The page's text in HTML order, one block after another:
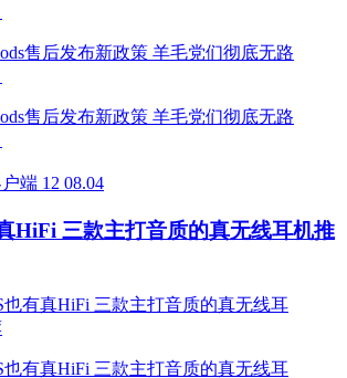
端 12 08.04
HiFi 三款主打音质的真无线耳机推